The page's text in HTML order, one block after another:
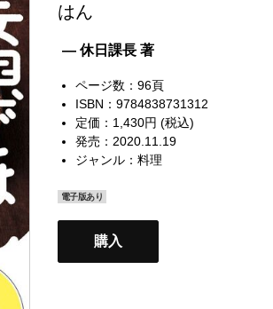
はん
— 休日課長 著
ページ数：96頁
ISBN：9784838731312
定価：1,430円 (税込)
発売：2020.11.19
ジャンル： 料理
電子版あり
購入